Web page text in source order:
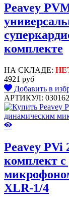
Peavey
комплекте
НА СКЛАДЕ:
4921 руб
Добавить в
АРТИКУЛ:
Peavey
комплект
XLR-1/4